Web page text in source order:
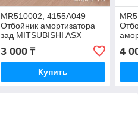
MR510002, 4155A049
Отбойник амортизатора
зад MITSUBISHI ASX
GA1W, LANCER CS3A
CY4A, OUTLANDER
CW6W, LFI TAIWAN
3 000₸
Купить
4